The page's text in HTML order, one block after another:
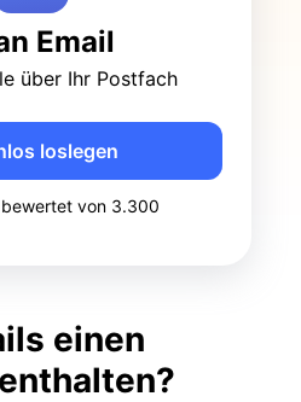
Email
über Ihr Postfach
von 3.300
loslegen
einen